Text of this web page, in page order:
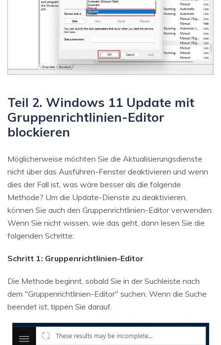
Teil 2. Windows 11 Update mit
Gruppenrichtlinien-Editor
blockieren
Möglicherweise möchten Sie die Aktualisierungsdienste
nicht über das Ausführen-Fenster deaktivieren und wenn
dies der Fall ist, was wäre besser als die folgende
Methode? Um die Update-Dienste zu deaktivieren,
können Sie auch den Gruppenrichtlinien-Editor verwenden.
Wenn Sie nicht wissen, wie das geht, dann lesen Sie die
folgenden Schritte:
Schritt 1: Gruppenrichtlinien-Editor
Die Methode beginnt, sobald Sie in der Suchleiste nach
dem "Gruppenrichtlinien-Editor" suchen. Wenn die Suche
beendet ist, tippen Sie darauf.